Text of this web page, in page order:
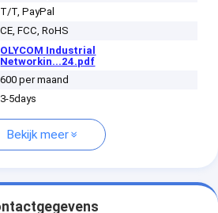
T/T, PayPal
CE, FCC, RoHS
OLYCOM Industrial
Networkin...24.pdf
600 per maand
3-5days
Bekijk meer